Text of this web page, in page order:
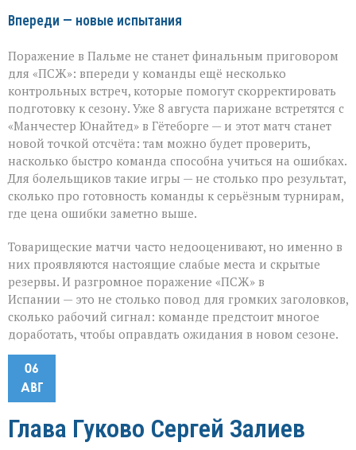
Впереди — новые испытания
Поражение в Пальме не станет финальным приговором
для «ПСЖ»: впереди у команды ещё несколько
контрольных встреч, которые помогут скорректировать
подготовку к сезону. Уже 8 августа парижане встретятся с
«Манчестер Юнайтед» в Гётеборге — и этот матч станет
новой точкой отсчёта: там можно будет проверить,
насколько быстро команда способна учиться на ошибках.
Для болельщиков такие игры — не столько про результат,
сколько про готовность команды к серьёзным турнирам,
где цена ошибки заметно выше.
Товарищеские матчи часто недооценивают, но именно в
них проявляются настоящие слабые места и скрытые
резервы. И разгромное поражение «ПСЖ» в
Испании — это не столько повод для громких заголовков,
сколько рабочий сигнал: команде предстоит многое
доработать, чтобы оправдать ожидания в новом сезоне.
06
АВГ
Глава Гуково Сергей Залиев